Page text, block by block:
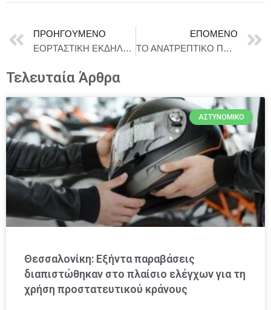
ΠΡΟΗΓΟΎΜΕΝΟ
ΕΟΡΤΑΣΤΙΚΗ ΕΚΔΗΛΩΣΗ ΔΙΚΗΓΟΡΙΚΟΥ ΣΥΛΛΟΓΟΥ ΠΕΙΡΑΙΑ ΓΙΑ ΤΟ ΝΕΟ ΕΤΟΣ 2026
ΕΠΌΜΕΝΟ
ΤΟ ΑΝΑΤΡΕΠΤΙΚΟ ΠΑΙΔΙΚΟ ΜΙΟΥΖΙΚΑΛ «Η ΑΛΙΚΗ ΣΤΗ ΧΩΡΑ ΤΩΝ ΨΑΡΙΩΝ» ΣΤΟ «ΘΕΑΤΡΟΝ» ΤΟΥ ΚΕΝΤΡΟΥ ΠΟΛΙΤΙΣΜΟΥ «ΕΛΛΗΝΙΚΟΣ ΚΟΣΜΟΣ»
Τελευταία Άρθρα
ΑΣΤΥΝΟΜΙΚΌ
Θεσσαλονίκη: Εξήντα παραβάσεις
διαπιστώθηκαν στο πλαίσιο ελέγχων για τη
χρήση προστατευτικού κράνους